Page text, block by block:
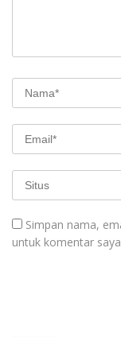
Simpan nama,
untuk komentar